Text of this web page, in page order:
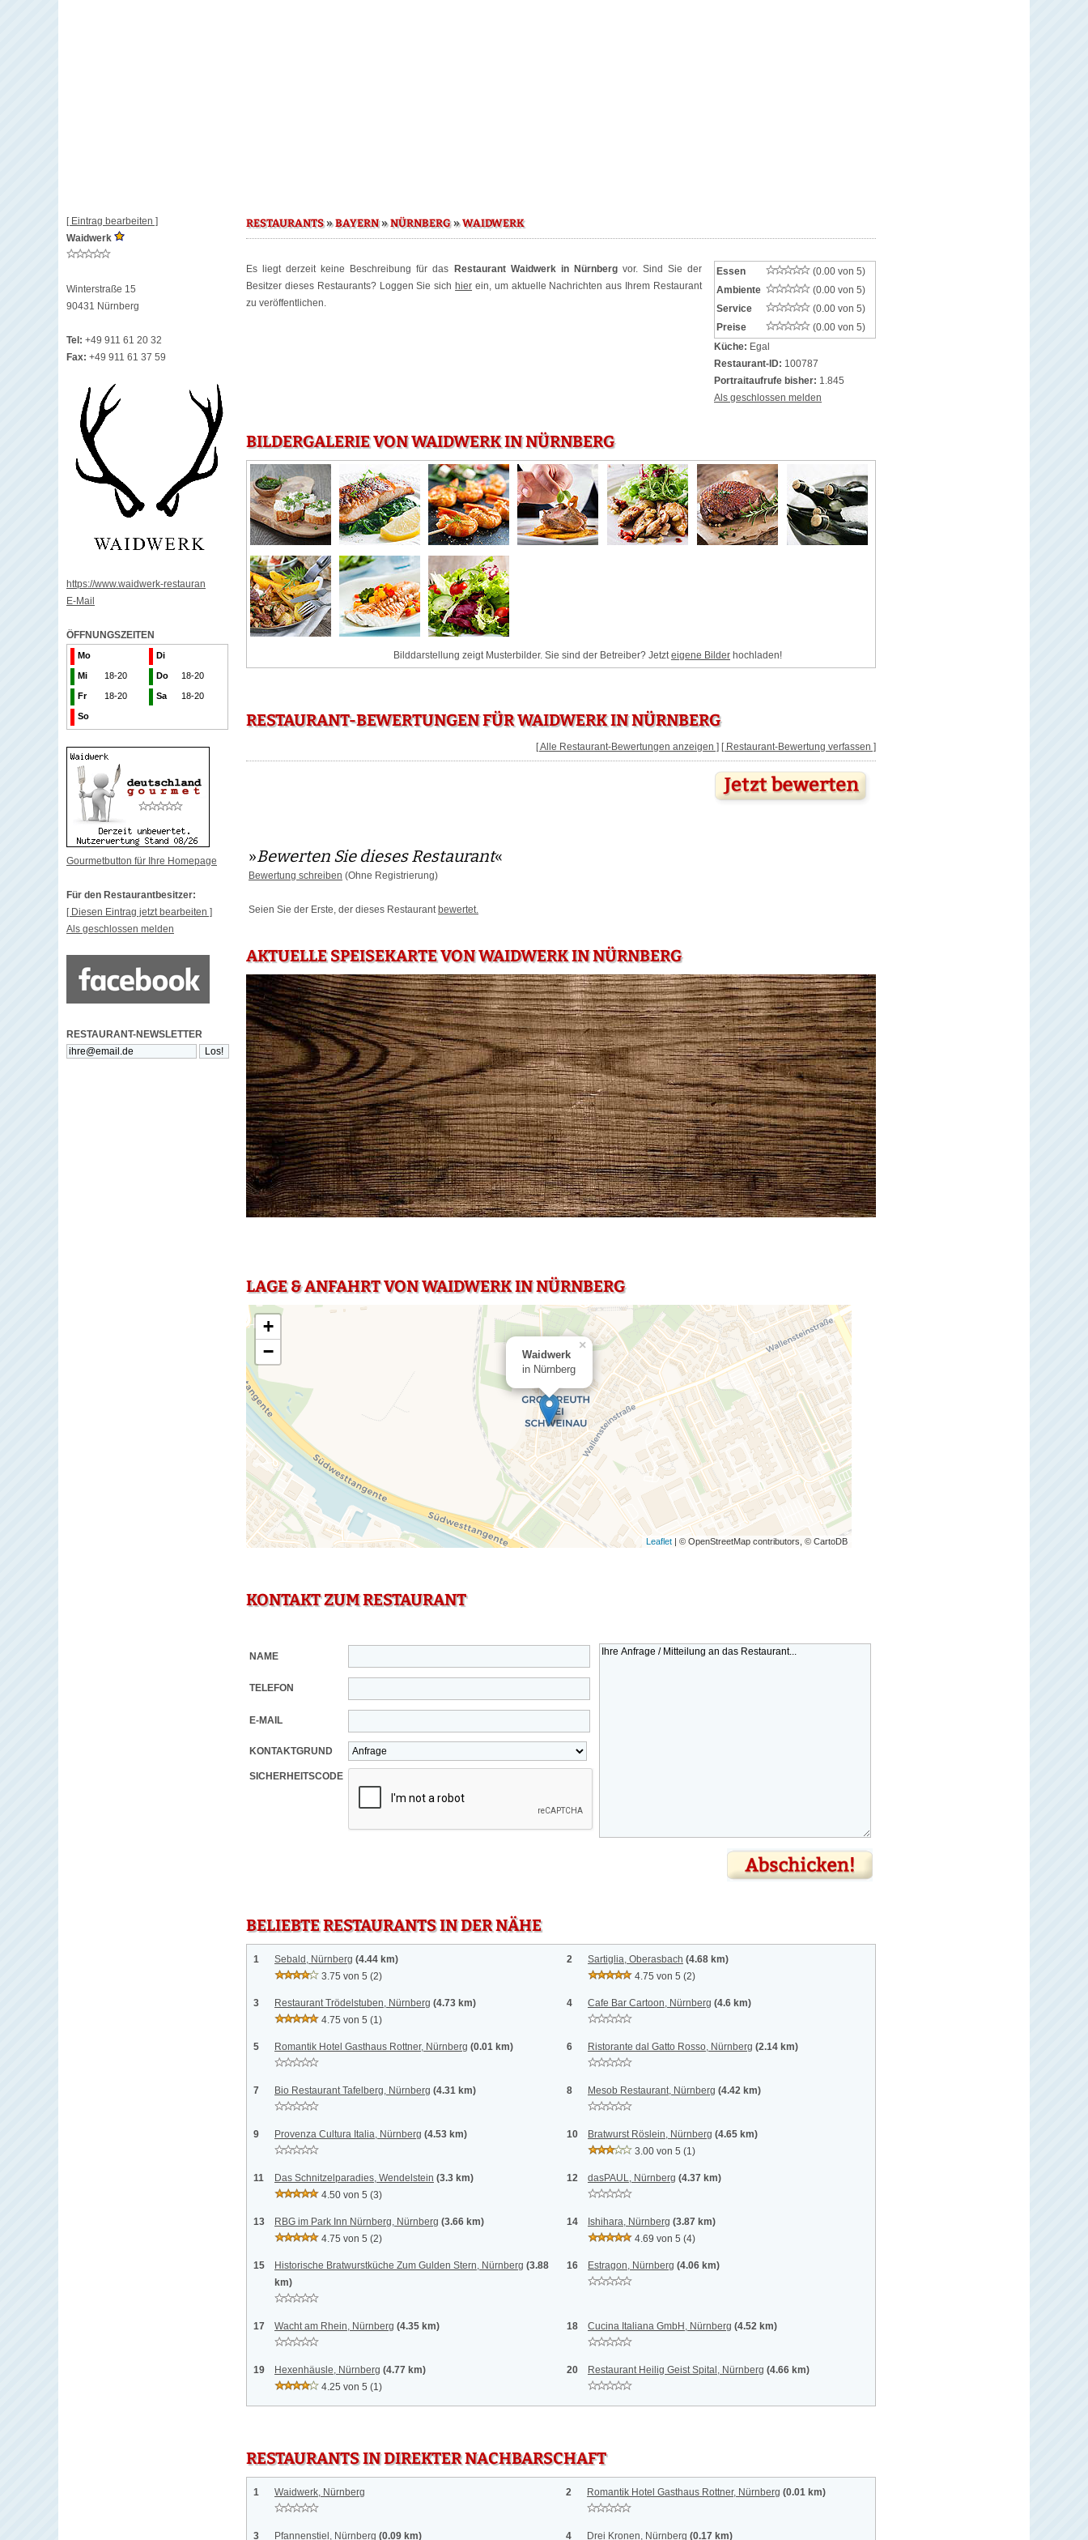
[ Eintrag bearbeiten ]
Waidwerk
Winterstraße 15
90431 Nürnberg
Tel: +49 911 61 20 32
Fax: +49 911 61 37 59
https://www.waidwerk-restauran
E-Mail
ÖFFNUNGSZEITEN
Mo Di
Mi 18-20 Do 18-20
Fr 18-20 Sa 18-20
So
Gourmetbutton für Ihre Homepage
Für den Restaurantbesitzer:
[ Diesen Eintrag jetzt bearbeiten ]
Als geschlossen melden
RESTAURANT-NEWSLETTER
RESTAURANTS»BAYERN»NÜRNBERG»WAIDWERK
Es liegt derzeit keine Beschreibung für das Restaurant Waidwerk in Nürnbergvor. Sind Sie der
Besitzer dieses Restaurants? Loggen Sie sich hier ein, um aktuelle Nachrichten aus Ihrem Restaurant
zu veröffentlichen.
Essen
(0.00 von 5)
Ambiente
(0.00 von 5)
Service
(0.00 von 5)
Preise
(0.00 von 5)
Küche: Egal
Restaurant-ID: 100787
Portraitaufrufe bisher: 1.845
Als geschlossen melden
BILDERGALERIE VON WAIDWERK IN NÜRNBERG
Bilddarstellung zeigt Musterbilder. Sie sind der Betreiber? Jetzteigene Bilder hochladen!
RESTAURANT-BEWERTUNGEN FÜR WAIDWERK IN NÜRNBERG
[ Alle Restaurant-Bewertungen anzeigen ] [ Restaurant-Bewertung verfassen ]
»Bewerten Sie dieses Restaurant«
Bewertung schreiben (Ohne Registrierung)
Seien Sie der Erste, der dieses Restaurant bewertet.
AKTUELLE SPEISEKARTE VON WAIDWERK IN NÜRNBERG
LAGE & ANFAHRT VON WAIDWERK IN NÜRNBERG
Waidwerk
in Nürnberg
×
+
−
Leaflet | © OpenStreetMap contributors, © CartoDB
KONTAKT ZUM RESTAURANT
NAME
TELEFON
E-MAIL
KONTAKTGRUND
SICHERHEITSCODE
BELIEBTE RESTAURANTS IN DER NÄHE
1 Sebald, Nürnberg (4.44 km)
3.75 von 5 (2)
2 Sartiglia, Oberasbach (4.68 km)
4.75 von 5 (2)
3 Restaurant Trödelstuben, Nürnberg (4.73 km)
4.75 von 5 (1)
4 Cafe Bar Cartoon, Nürnberg (4.6 km)
5 Romantik Hotel Gasthaus Rottner, Nürnberg (0.01 km) 6 Ristorante dal Gatto Rosso, Nürnberg (2.14 km)
7 Bio Restaurant Tafelberg, Nürnberg (4.31 km) 8 Mesob Restaurant, Nürnberg (4.42 km)
9 Provenza Cultura Italia, Nürnberg (4.53 km) 10 Bratwurst Röslein, Nürnberg (4.65 km)
3.00 von 5 (1)
11 Das Schnitzelparadies, Wendelstein (3.3 km)
4.50 von 5 (3)
12 dasPAUL, Nürnberg (4.37 km)
13 RBG im Park Inn Nürnberg, Nürnberg (3.66 km)
4.75 von 5 (2)
14 Ishihara, Nürnberg (3.87 km)
4.69 von 5 (4)
15 Historische Bratwurstküche Zum Gulden Stern, Nürnberg (3.88
km)
16 Estragon, Nürnberg (4.06 km)
17 Wacht am Rhein, Nürnberg (4.35 km) 18 Cucina Italiana GmbH, Nürnberg (4.52 km)
19 Hexenhäusle, Nürnberg (4.77 km)
4.25 von 5 (1)
20 Restaurant Heilig Geist Spital, Nürnberg (4.66 km)
RESTAURANTS IN DIREKTER NACHBARSCHAFT
1 Waidwerk, Nürnberg 2 Romantik Hotel Gasthaus Rottner, Nürnberg (0.01 km)
3 Pfannenstiel, Nürnberg (0.09 km) 4 Drei Kronen, Nürnberg (0.17 km)